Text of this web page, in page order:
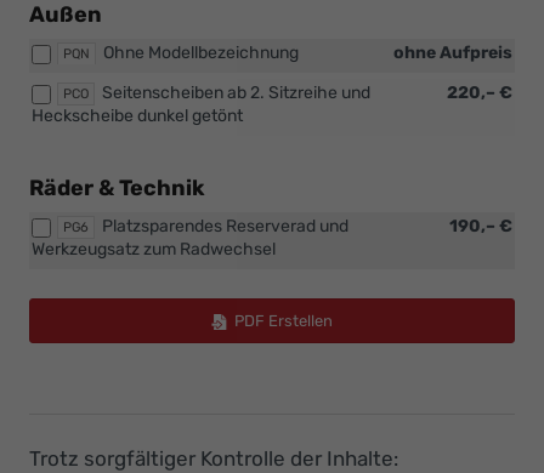
Außen
PQN ohne Aufpreis
Ohne Modellbezeichnung
PCO 220,– €
Seitenscheiben ab 2. Sitzreihe und
Heckscheibe dunkel getönt
Räder & Technik
PG6 190,– €
Platzsparendes Reserverad und
Werkzeugsatz zum Radwechsel
PDF Erstellen
Trotz sorgfältiger Kontrolle der Inhalte: